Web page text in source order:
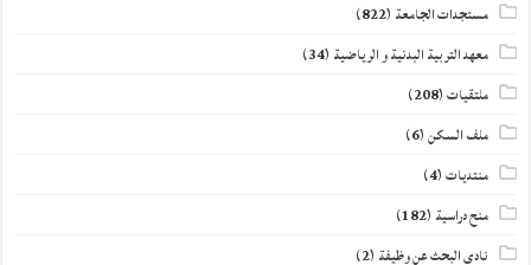
مستجدات الجامعة (822)
معهد التربية البدنية و الرياضية (34)
ملتقيات(208)
ملف السكن(6)
منتديات(4)
منح دراسية (182)
نادي البحث عن وظيفة (2)